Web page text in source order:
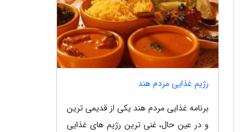
رژیم غذایی مردم هند
برنامه غذایی مردم هند یکی از قدیمی ترین
و در عین حال، غنی ترین رژیم های غذایی